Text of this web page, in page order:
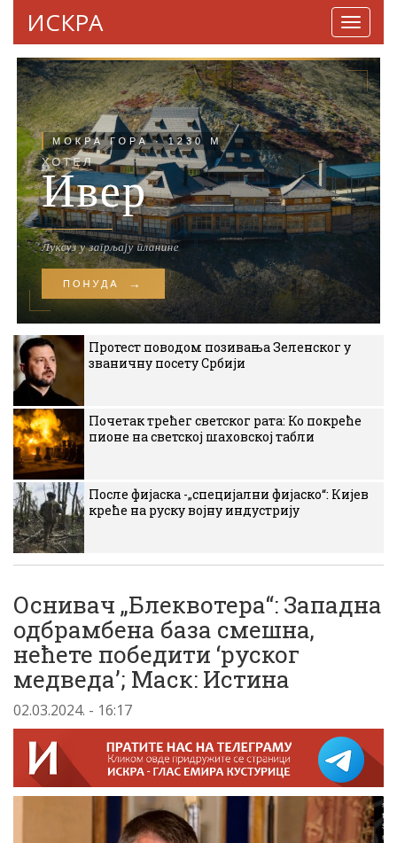
ИСКРА
Протест поводом позивања Зеленског у
званичну посету Србији
Почетак трећег светског рата: Ко покреће
пионе на светској шаховској табли
После фијаска -„специјални фијаско“: Кијев
креће на руску војну индустрију
Оснивач „Блеквотера“: Западна
одбрамбена база смешна,
нећете победити ‘руског
медведа’; Маск: Истина
02.03.2024. - 16:17